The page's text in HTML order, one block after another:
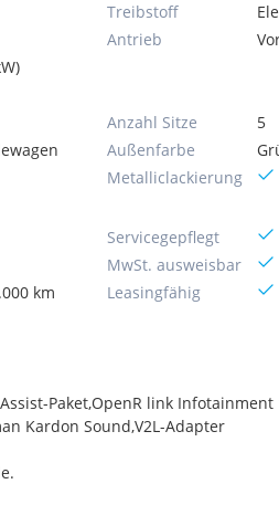
Treibstoff
Antrieb
Anzahl Sitze
5
Außenfarbe
Metallic­lackierung
km
Servicegepflegt
MwSt. ausweisbar
Leasingfähig
Paket,OpenR link Infotainment
Kardon Sound,V2L-Adapter